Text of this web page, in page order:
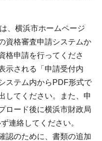
、横浜市ホームページ
資格審査申請システムか
格申請を行ってくださ
示される「申請受付内
ステム内からPDF形式で
してください。また、申
ロード後に横浜市財政局
連絡してください。
認のために、書類の追加